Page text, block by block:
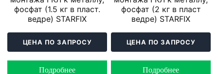
фосфат (1.5 кг в пласт.
ведре) STARFIX
ЦЕНА ПО ЗАПРОСУ
Подробнее
фосфат (2 кг в пласт
ведре) STARFIX
ЦЕНА ПО ЗАПРОСУ
Подробнее